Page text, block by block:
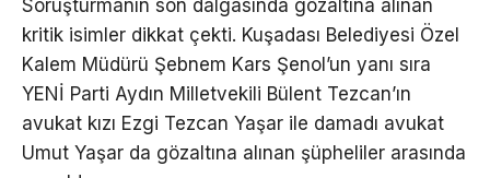
Soruşturmanın son dalgasında gözaltına alınan
kritik isimler dikkat çekti. Kuşadası Belediyesi Özel
Kalem Müdürü Şebnem Kars Şenol’un yanı sıra
YENİ Parti Aydın Milletvekili Bülent Tezcan’ın
avukat kızı Ezgi Tezcan Yaşar ile damadı avukat
Umut Yaşar da gözaltına alınan şüpheliler arasında